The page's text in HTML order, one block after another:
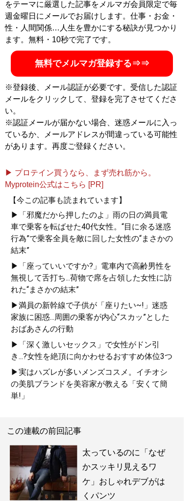
オンラインサロン「Mr.Babe BIG MAN’s LABO」、大き
いサイズのファッション通販サイト「 Mr.Babe
STORE 」を開設。大きな男たちだけで日本の経済を向
上させるべく奮闘中。X（旧Twitter）：
記事一覧へ
をテーマに厳選した記事をメルマガ会員限定で毎
週金曜日にメールでお届けします。仕事・お金・
性・人間関係…人生を豊かにする秘訣が見つかり
ます。無料・10秒で完了です。
無料でメルマガ登録する⇒⇒
※登録後、メール認証が必要です。受信した認証
メールをクリックして、登録を完了させてくださ
い。
※認証メールが届かない場合、迷惑メールに入っ
ているか、メールアドレスが間違っている可能性
があります。再度ご登録ください。
▶ プロテイン買うなら、まず売れ筋から。
Myprotein公式はこちら [PR]
【今この記事も読まれています】
▶「邪魔だから押したのよ」雨の日の満員電
車で乗客を転ばせた40代女性。“目に余る迷惑
行為”で乗客全員を敵に回した女性の“まさかの
結末”
▶「座っていいですか?」電車内で高齢男性を
無視して舌打ち...荷物で席を占領した女性に訪
れた“まさかの結末”
▶満員の新幹線で子供が「座りたい~!」迷惑
家族に困惑...周囲の乗客が内心“スカッ”とした
おばあさんの行動
▶「深く激しいセックス」で女性がドン引
き...?女性を絶頂に向かわせるおすすめ体位3つ
▶実はハズレが多いメンズコスメ。イチオシ
の美肌ブランドを美容家が教える「安くて簡
単!」
この連載の前回記事
太っているのに「なぜ
かスッキリ見えるワ
ケ」おしゃれデブがは
くパンツ